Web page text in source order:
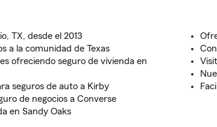
TX, desde el 2013
a la comunidad de Texas
ofreciendo seguro de vivienda en
seguros de auto a Kirby
de negocios a Converse
en Sandy Oaks